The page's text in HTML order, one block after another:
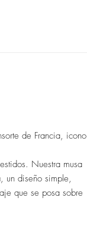
de Francia, icono
Nuestra musa
un diseño simple,
que se posa sobre